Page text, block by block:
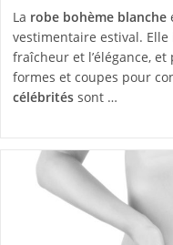
La robe bohème blanche
vestimentaire estival.
fraîcheur et l’élégance,
formes et coupes pour
célébritéssont …